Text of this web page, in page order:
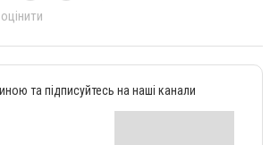
та підписуйтесь на наші канали